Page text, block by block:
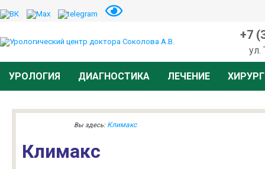
+7
ул.
УРОЛОГИЯ ДИАГНОСТИКА ЛЕЧЕНИЕ
Вы здесь:Климакс
Климакс